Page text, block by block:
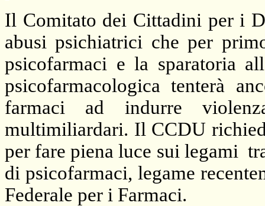
Il Comitato dei Cittadini per i
abusi psichiatrici che per
psicofarmaci e la sparatoria
psicofarmacologica tenterà
farmaci ad indurre
multimiliardari. Il CCDU
per fare piena luce sui legami
di psicofarmaci, legame
Federale per i Farmaci.